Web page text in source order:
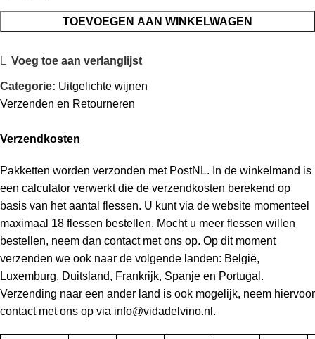
TOEVOEGEN AAN WINKELWAGEN
Voeg toe aan verlanglijst
Categorie: Uitgelichte wijnen
Verzenden en Retourneren
Verzendkosten
Pakketten worden verzonden met PostNL. In de winkelmand is
een calculator verwerkt die de verzendkosten berekend op
basis van het aantal flessen. U kunt via de website momenteel
maximaal 18 flessen bestellen. Mocht u meer flessen willen
bestellen, neem dan contact met ons op. Op dit moment
verzenden we ook naar de volgende landen: België,
Luxemburg, Duitsland, Frankrijk, Spanje en Portugal.
Verzending naar een ander land is ook mogelijk, neem hiervoor
contact met ons op via info@vidadelvino.nl.